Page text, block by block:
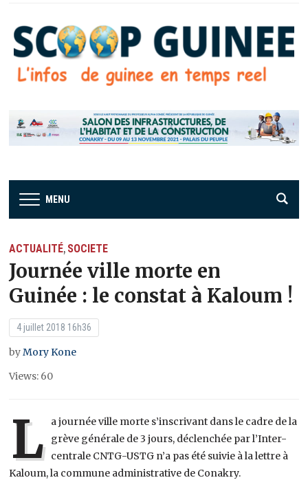
MENU
ACTUALITÉ, SOCIETE
Journée ville morte en
Guinée : le constat à Kaloum !
4 juillet 2018 16h36
byMory Kone
Views: 60
L a journée ville morte s’inscrivant dans le cadre de la
grève générale de 3 jours, déclenchée par l’Inter-
centrale CNTG-USTG n’a pas été suivie à la lettre à
Kaloum, la commune administrative de Conakry.